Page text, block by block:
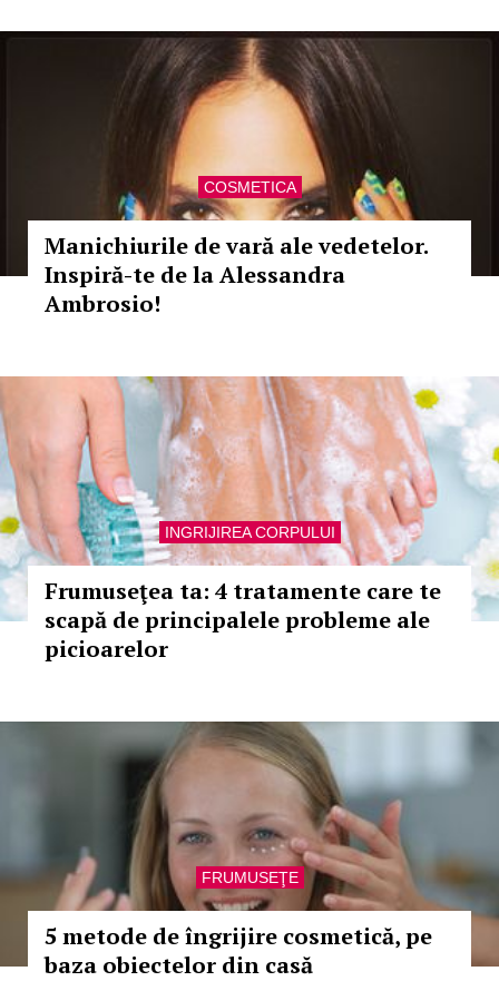
COSMETICA
Manichiurile de vară ale vedetelor.
Inspiră-te de la Alessandra
Ambrosio!
INGRIJIREA CORPULUI
Frumuseţea ta: 4 tratamente care te
scapă de principalele probleme ale
picioarelor
FRUMUSEŢE
5 metode de îngrijire cosmetică, pe
baza obiectelor din casă